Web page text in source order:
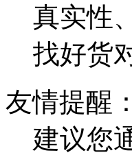
真实性
找好货
友情提醒：
建议您